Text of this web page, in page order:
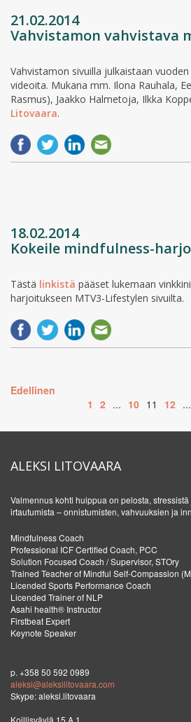
21.02.2014
Vahvistamon vahvistava
Vahvistamon sivuilla julkaistaan
videoita. Mukana mm. Ilona Rauhala,
Rasmus), Jaakko Halmetoja, Ilkka
Litovaara.
18.02.2014
Kokeile mindfulness-
Tästä linkistä pääset lukemaan
harjoitukseen MTV3-Lifestylen sivuilta.
Edellinen
1 2 ... 10 11 12 ...
ALEKSI LITOVAARA
Valmennus kohti huippua on pelosta,
irtautumista – onnistumisten, vahvuuksien ja
Mindfulness Coach
Professional ICF Certified Coach, PCC
Solution Focused Coach / Supervisor, STOry
Trained Teacher of Mindful Self-Compassion
Licended Sports Performance Coach
Licended Trainer of NLP
Asahi health® Instructor
Firstbeat Expert
Keynote Speaker
p. +358 50 592 0989
aleksi@aleksilitovaara.com
Skype: aleksi.litovaara
Koillisväylä 15 A 1